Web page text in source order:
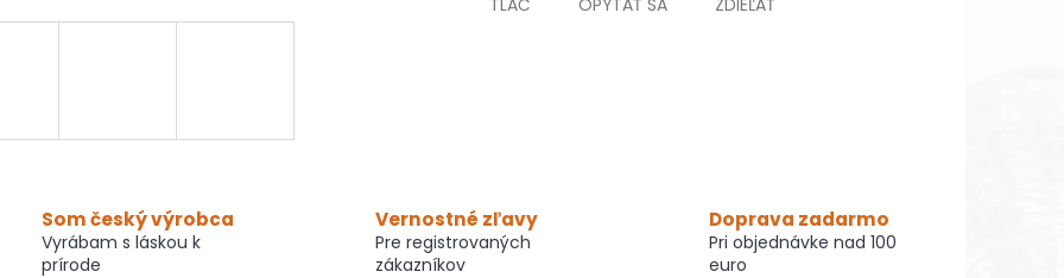
TLAČ OPÝTAŤ SA ZDIEĽAŤ
Som český výrobca
Vyrábam s láskou k
prírode
Vernostné zľavy
Pre registrovaných
zákazníkov
Doprava zadarmo
Pri objednávke nad 100
euro